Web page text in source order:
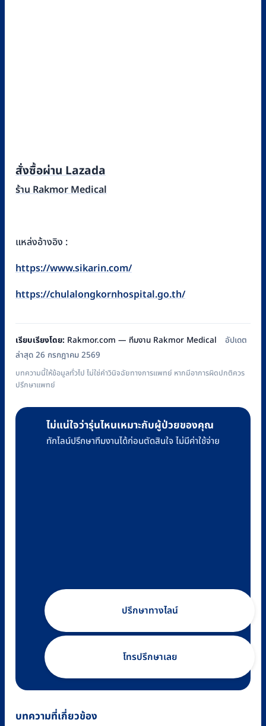
สั่งซื้อผ่าน Lazada
ร้าน Rakmor Medical
แหล่งอ้างอิง :
https://www.sikarin.com/
https://chulalongkornhospital.go.th/
เรียบเรียงโดย: Rakmor.com — ทีมงาน Rakmor Medical
อัปเดต
ล่าสุด 26 กรกฎาคม 2569
บทความนี้ให้ข้อมูลทั่วไป ไม่ใช่คำวินิจฉัยทางการแพทย์ หากมีอาการผิดปกติควร
ปรึกษาแพทย์
ไม่แน่ใจว่ารุ่นไหนเหมาะกับผู้ป่วยของคุณ
ทักไลน์ปรึกษาทีมงานได้ก่อนตัดสินใจ ไม่มีค่าใช้จ่าย
ปรึกษาทางไลน์
โทรปรึกษาเลย
บทความที่เกี่ยวข้อง